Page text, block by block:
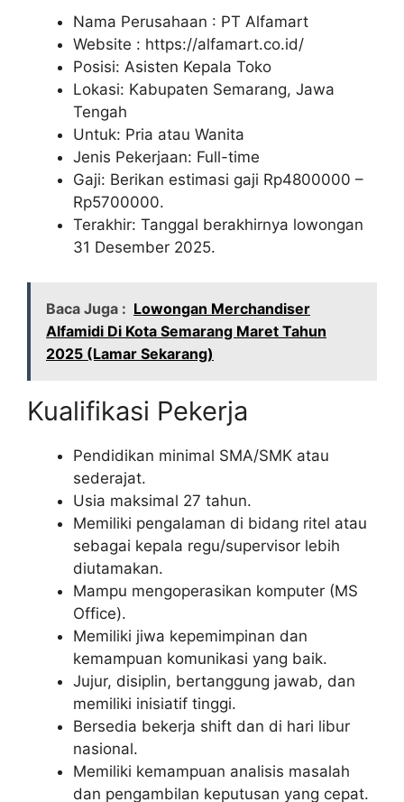
Nama Perusahaan : PT Alfamart
Website : https://alfamart.co.id/
Posisi: Asisten Kepala Toko
Lokasi: Kabupaten Semarang, Jawa
Tengah
Untuk: Pria atau Wanita
Jenis Pekerjaan: Full-time
Gaji: Berikan estimasi gaji Rp4800000 –
Rp5700000.
Terakhir: Tanggal berakhirnya lowongan
31 Desember 2025.
Baca Juga : Lowongan Merchandiser
Alfamidi Di Kota Semarang Maret Tahun
2025 (Lamar Sekarang)
Kualifikasi Pekerja
Pendidikan minimal SMA/SMK atau
sederajat.
Usia maksimal 27 tahun.
Memiliki pengalaman di bidang ritel atau
sebagai kepala regu/supervisor lebih
diutamakan.
Mampu mengoperasikan komputer (MS
Office).
Memiliki jiwa kepemimpinan dan
kemampuan komunikasi yang baik.
Jujur, disiplin, bertanggung jawab, dan
memiliki inisiatif tinggi.
Bersedia bekerja shift dan di hari libur
nasional.
Memiliki kemampuan analisis masalah
dan pengambilan keputusan yang cepat.